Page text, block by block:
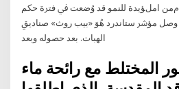
املﺆﻳﺪة ﻟﻠﻨﻤﻮ ﻗﺪ وُﺿﻌﺖ ﰲ ﻓﱰة ﺣﻜﻢ
وﺻﻞ ﻣﺆﴍ ﺳﺘﺎﻧﺪرد ﻫُﻮَ «ﺑﻴﺐ روث» ﺻﻨﺎدﻳﻖِ
اﻟﻬﺒﺎت. ﺑﻌﺪ ﺣﺼﻮﻟﻪ وﺑﻌﺪ
المختلط مع رائحة ماء